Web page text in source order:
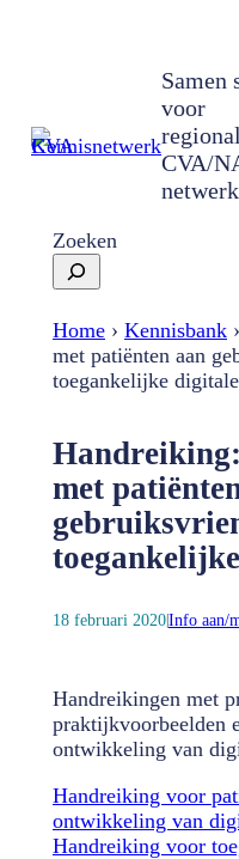
Samen
voor
CVA/
Zoeken
Home › Kennisbank ›
met patiënten aan
toegankelijke
met
18 februari 2020|Info aan/
Handreikingen met
praktijkvoorbeelden
ontwikkeling van
Handreiking voor
ontwikkeling van
Handreiking voor